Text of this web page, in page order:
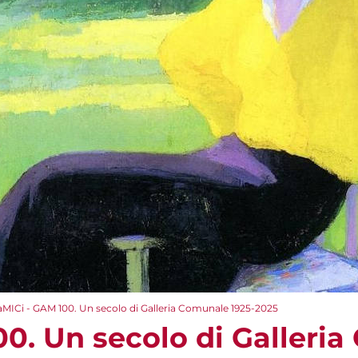
- GAM 100. Un secolo di Galleria Comunale 1925-2025
Un secolo di